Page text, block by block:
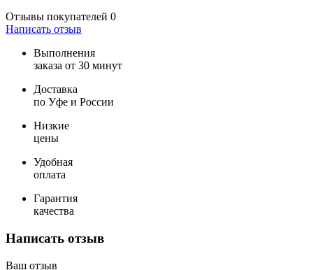
Отзывы покупателей 0
Написать отзыв
Выполнения
заказа от 30 минут
Доставка
по Уфе и России
Низкие
цены
Удобная
оплата
Гарантия
качества
Написать отзыв
Ваш отзыв